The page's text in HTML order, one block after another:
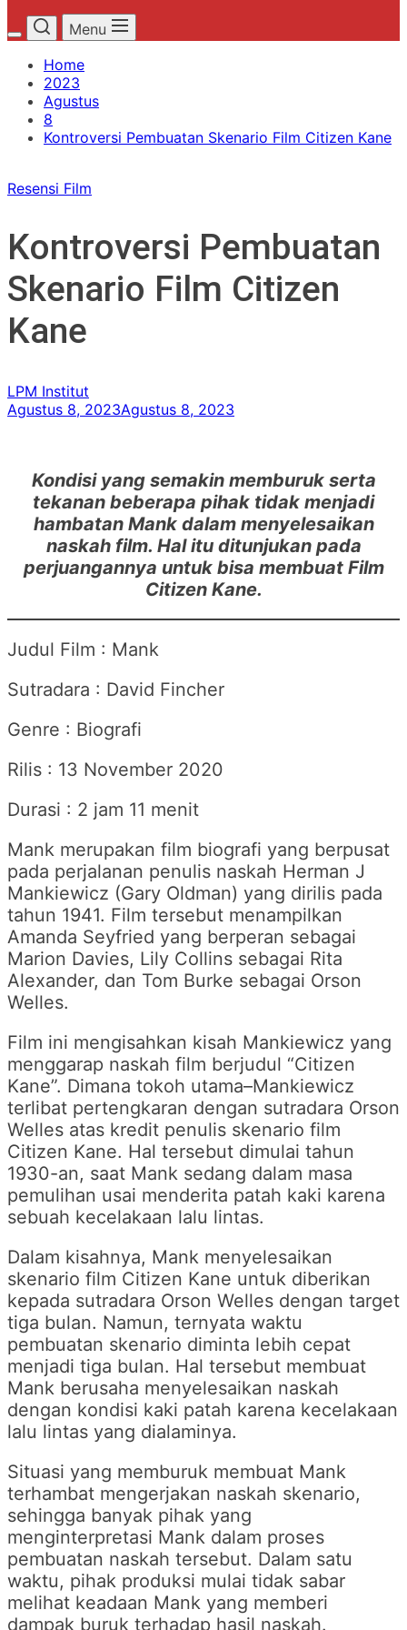
Menu
Home
2023
Agustus
8
Kontroversi Pembuatan Skenario Film Citizen Kane
Resensi Film
Kontroversi Pembuatan
Skenario Film Citizen
Kane
LPM Institut
Agustus 8, 2023Agustus 8, 2023
Kondisi yang semakin memburuk serta
tekanan beberapa pihak tidak menjadi
hambatan Mank dalam menyelesaikan
naskah film. Hal itu ditunjukan pada
perjuangannya untuk bisa membuat Film
Citizen Kane.
Judul Film : Mank
Sutradara : David Fincher
Genre : Biografi
Rilis : 13 November 2020
Durasi : 2 jam 11 menit
Mank merupakan film biografi yang berpusat
pada perjalanan penulis naskah Herman J
Mankiewicz (Gary Oldman) yang dirilis pada
tahun 1941. Film tersebut menampilkan
Amanda Seyfried yang berperan sebagai
Marion Davies, Lily Collins sebagai Rita
Alexander, dan Tom Burke sebagai Orson
Welles.
Film ini mengisahkan kisah Mankiewicz yang
menggarap naskah film berjudul “Citizen
Kane”. Dimana tokoh utama–Mankiewicz
terlibat pertengkaran dengan sutradara Orson
Welles atas kredit penulis skenario film
Citizen Kane. Hal tersebut dimulai tahun
1930-an, saat Mank sedang dalam masa
pemulihan usai menderita patah kaki karena
sebuah kecelakaan lalu lintas.
Dalam kisahnya, Mank menyelesaikan
skenario film Citizen Kane untuk diberikan
kepada sutradara Orson Welles dengan target
tiga bulan. Namun, ternyata waktu
pembuatan skenario diminta lebih cepat
menjadi tiga bulan. Hal tersebut membuat
Mank berusaha menyelesaikan naskah
dengan kondisi kaki patah karena kecelakaan
lalu lintas yang dialaminya.
Situasi yang memburuk membuat Mank
terhambat mengerjakan naskah skenario,
sehingga banyak pihak yang
menginterpretasi Mank dalam proses
pembuatan naskah tersebut. Dalam satu
waktu, pihak produksi mulai tidak sabar
melihat keadaan Mank yang memberi
dampak buruk terhadap hasil naskah.